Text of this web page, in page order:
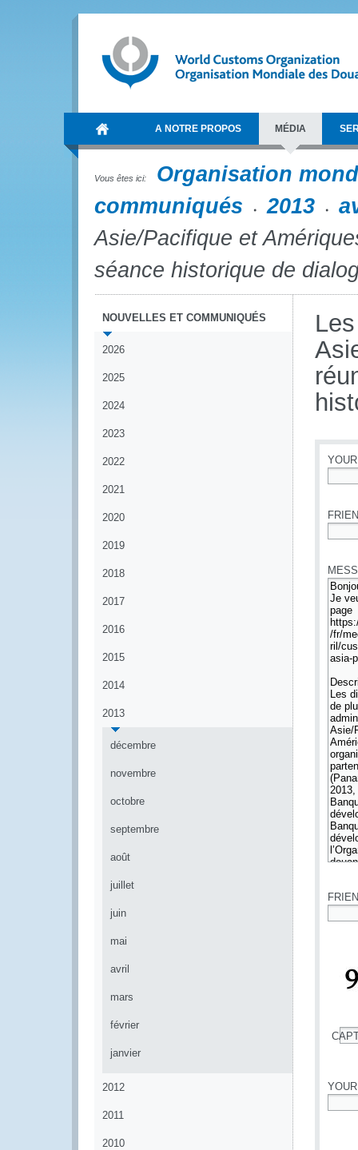
A NOTRE PROPOS MÉDIA
Vous êtes ici:
Organisation
communiqués
2013
Asie/Pacifique et
séance historique de
NOUVELLES ET COMMUNIQUÉS
2026
2025
2024
2023
2022
2021
2020
2019
2018
2017
2016
2015
2014
2013
décembre
novembre
octobre
septembre
août
juillet
juin
mai
avril
mars
février
janvier
2012
2011
2010